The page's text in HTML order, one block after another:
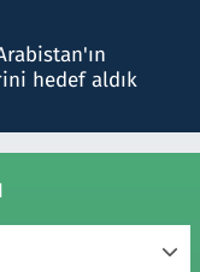
hedef aldık